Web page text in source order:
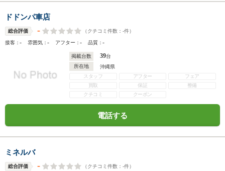
ドドンパ車店
総合評価 - （クチコミ件数： -件）
接客：- 雰囲気：- アフター：- 品質：-
掲載台数 39台
所在地
沖縄県
スタッフ
アフター
フェア
買取
保証
整備
クチコミ
クーポン
電話する
ミネルバ
総合評価 - （クチコミ件数： -件）